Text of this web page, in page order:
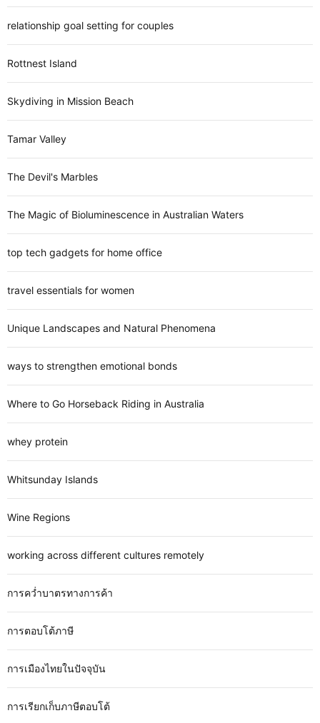
relationship goal setting for couples
Rottnest Island
Skydiving in Mission Beach
Tamar Valley
The Devil's Marbles
The Magic of Bioluminescence in Australian Waters
top tech gadgets for home office
travel essentials for women
Unique Landscapes and Natural Phenomena
ways to strengthen emotional bonds
Where to Go Horseback Riding in Australia
whey protein
Whitsunday Islands
Wine Regions
working across different cultures remotely
การคว่ำบาตรทางการค้า
การตอบโต้ภาษี
การเมืองไทยในปัจจุบัน
การเรียกเก็บภาษีตอบโต้